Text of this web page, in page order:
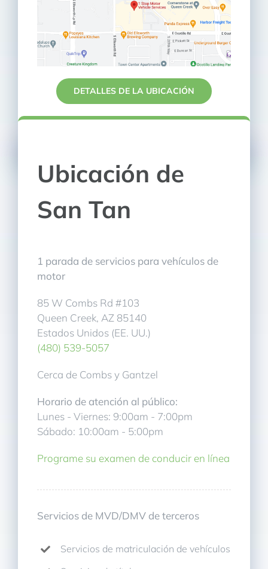
DETALLES DE LA UBICACIÓN
Ubicación de
San Tan
1 parada de servicios para vehículos de
motor
85 W Combs Rd #103
Queen Creek, AZ 85140
Estados Unidos (EE. UU.)
(480) 539-5057
Cerca de Combs y Gantzel
Horario de atención al público:
Lunes - Viernes: 9:00am - 7:00pm
Sábado: 10:00am - 5:00pm
Programe su examen de conducir en línea
Servicios de MVD/DMV de terceros
Servicios de matriculación de vehículos